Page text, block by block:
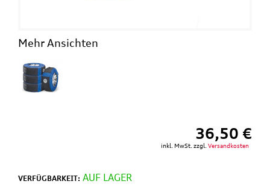
Mehr Ansichten
36,50 €
inkl. MwSt. zzgl. Versandkosten
VERFÜGBARKEIT: AUF LAGER